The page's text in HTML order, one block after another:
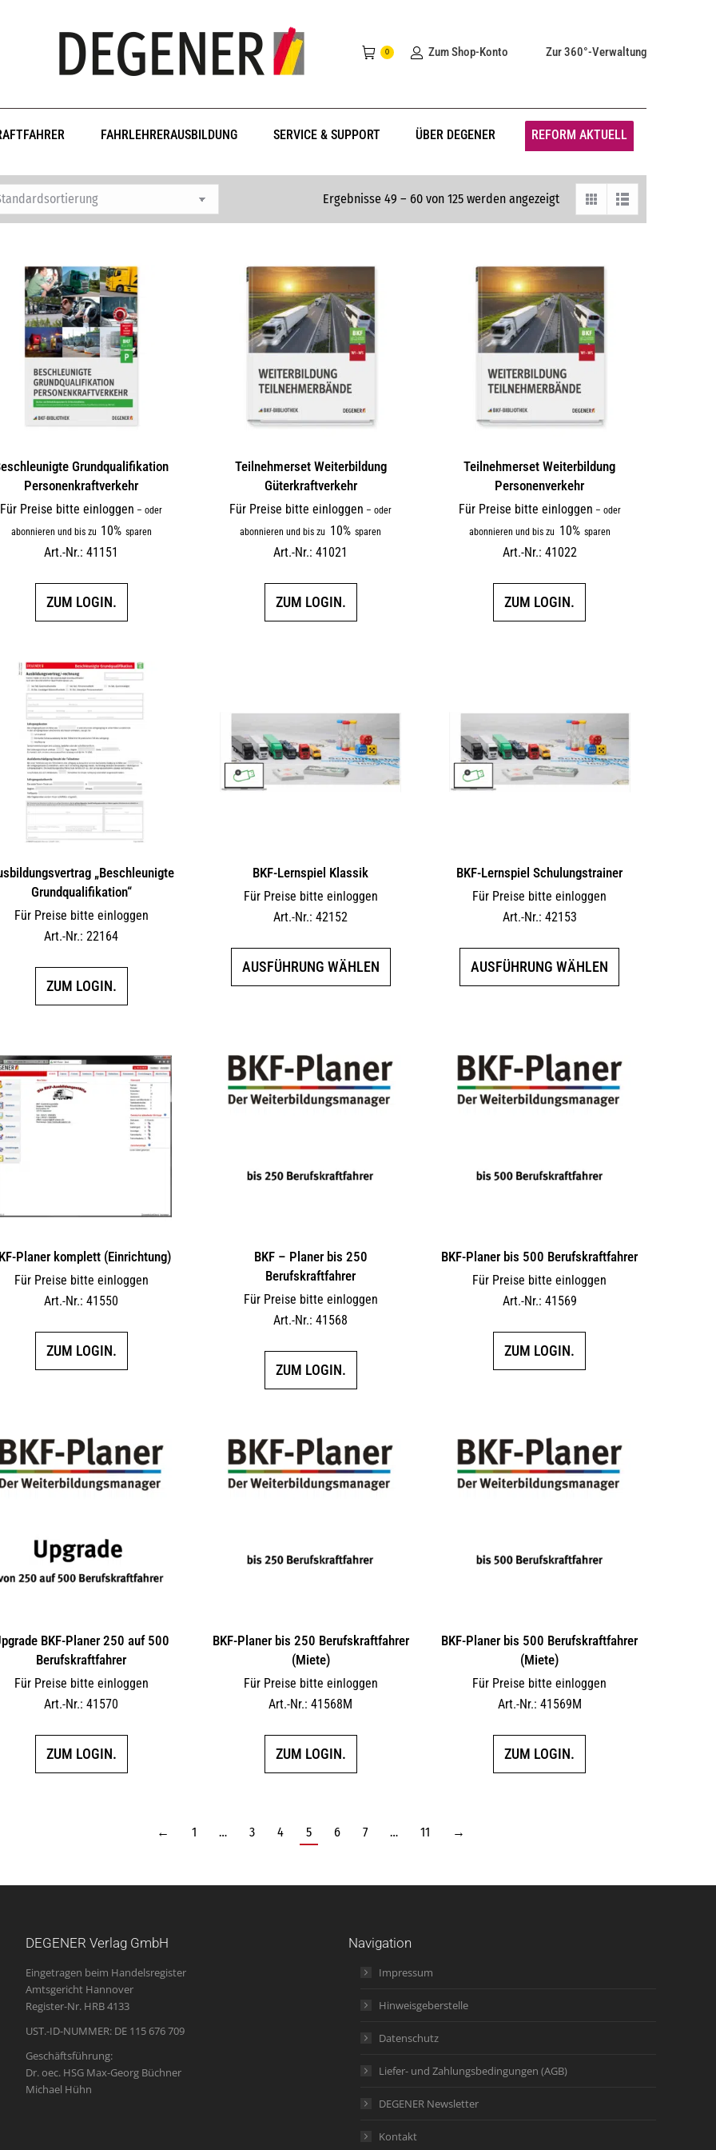
0 Zum Shop-Konto Zur 360°-Verwaltung
FAHRLEHRERAUSBILDUNG SERVICE & SUPPORT ÜBER DEGENER REFORM AKTUELL
Ergebnisse 49 – 60 von 125 werden angezeigt
Grundqualifikation
Personenkraftverkehr
Für Preise bitte einloggen – oder
abonnieren und bis zu 10% sparen
Art.-Nr.: 41151
ZUM LOGIN.
Teilnehmerset Weiterbildung
Güterkraftverkehr
Für Preise bitte einloggen – oder
abonnieren und bis zu 10% sparen
Art.-Nr.: 41021
ZUM LOGIN.
Teilnehmerset Weiterbildung
Personenverkehr
Für Preise bitte einloggen – oder
abonnieren und bis zu 10% sparen
Art.-Nr.: 41022
ZUM LOGIN.
„Beschleunigte
Grundqualifikation“
Für Preise bitte einloggen
Art.-Nr.: 22164
ZUM LOGIN.
BKF-Lernspiel Klassik
Für Preise bitte einloggen
Art.-Nr.: 42152
AUSFÜHRUNG WÄHLEN
auf.
Die
Optionen
BKF-Lernspiel Schulungstrainer
Für Preise bitte einloggen
Art.-Nr.: 42153
AUSFÜHRUNG WÄHLEN
auf.
Die
Optionen
Planer komplett (Einrichtung)
Für Preise bitte einloggen
Art.-Nr.: 41550
ZUM LOGIN.
BKF – Planer bis 250
Berufskraftfahrer
Für Preise bitte einloggen
Art.-Nr.: 41568
ZUM LOGIN.
BKF-Planer bis 500 Berufskraftfahrer
Für Preise bitte einloggen
Art.-Nr.: 41569
ZUM LOGIN.
BKF-Planer 250 auf 500
Berufskraftfahrer
Für Preise bitte einloggen
Art.-Nr.: 41570
ZUM LOGIN.
BKF-Planer bis 250 Berufskraftfahrer
(Miete)
Für Preise bitte einloggen
Art.-Nr.: 41568M
ZUM LOGIN.
BKF-Planer bis 500 Berufskraftfahrer
(Miete)
Für Preise bitte einloggen
Art.-Nr.: 41569M
ZUM LOGIN.
← 1 … 3 4 5 6 7 … 11 →
DEGENER Verlag GmbH
Eingetragen beim Handelsregister
Amtsgericht Hannover
Register-Nr. HRB 4133
UST.-ID-NUMMER: DE 115 676 709
Geschäftsführung:
Dr. oec. HSG Max-Georg Büchner
Michael Hühn
Navigation
Impressum
Hinweisgeberstelle
Datenschutz
Liefer- und Zahlungsbedingungen (AGB)
DEGENER Newsletter
Kontakt